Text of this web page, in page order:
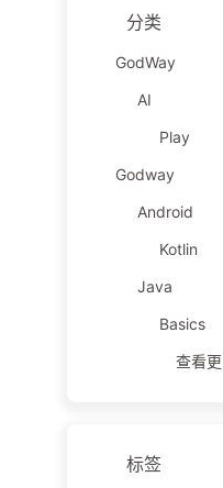
分类
GodWay
AI
Play
Godway
Android
Kotlin
Java
Basics
查看
标签